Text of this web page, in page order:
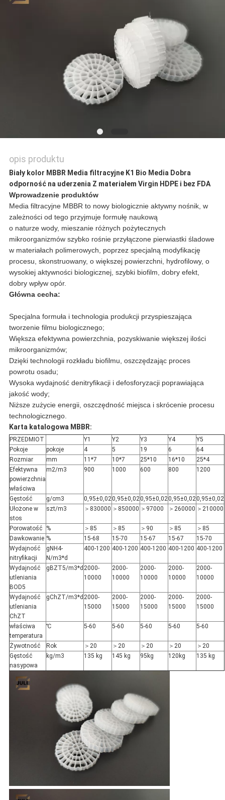
PRYWATNOŚCI
opis produktu
Biały kolor MBBR Media filtracyjne K1 Bio Media Dobra
odporność na uderzenia Z materiałem Virgin HDPE i bez FDA
Wprowadzenie produktów
Media filtracyjne MBBR to nowy biologicznie aktywny nośnik, w
zależności od tego przyjmuje formułę naukową
o naturze wody, mieszanie różnych pożytecznych
mikroorganizmów szybko rośnie przyłączone pierwiastki śladowe
w materiałach polimerowych, poprzez specjalną modyfikację
procesu, skonstruowany, o większej powierzchni, hydrofilowy, o
wysokiej aktywności biologicznej, szybki biofilm, dobry efekt,
dobry wpływ opór.
Główna cecha:
Specjalna formuła i technologia produkcji przyspieszająca
tworzenie filmu biologicznego;
Większa efektywna powierzchnia, pozyskiwanie większej ilości
mikroorganizmów;
Dzięki technologii rozkładu biofilmu, oszczędzając proces
powrotu osadu;
Wysoka wydajność denitryfikacji i defosforyzacji poprawiająca
jakość wody;
Niższe zużycie energii, oszczędność miejsca i skrócenie procesu
technologicznego.
Karta katalogowa MBBR:
PRZEDMIOT Y1 Y2 Y3 Y4
Y5
Pokoje
pokoje 4 5 19 6
64
Rozmiar
mm 11*7 10*7 25*10 16*10
25*4
Efektywna
powierzchnia
właściwa
m2/m3 900 1000 600 800 1200
Gęstość g/cm3 0,95±0,020,95±0,020,95±0,020,95±0,020,95±0,02
Ułożone w
stos
szt/m3 ＞830000 ＞850000 ＞97000 ＞260000 ＞210000
Porowatość % ＞85 ＞85 ＞90 ＞85
＞85
Dawkowanie % 15-68 15-70 15-67 15-67
15-70
Wydajność
nitryfikacji
gNH4-
N/m3*d
400-1200 400-1200 400-1200 400-1200 400-1200
Wydajność
utleniania
BOD5
gBZT5/m3*d 2000-
10000
2000-
10000
2000-
10000
2000-
10000
2000-
10000
Wydajność
utleniania
ChZT
gChZT/m3*d 2000-
15000
2000-
15000
2000-
15000
2000-
15000
2000-
15000
właściwa
temperatura
℃ 5-60 5-60 5-60 5-60 5-60
Żywotność Rok ＞20 ＞20 ＞20 ＞20
＞20
Gęstość
nasypowa
kg/m3 135 kg 145 kg 95kg 120kg 135 kg